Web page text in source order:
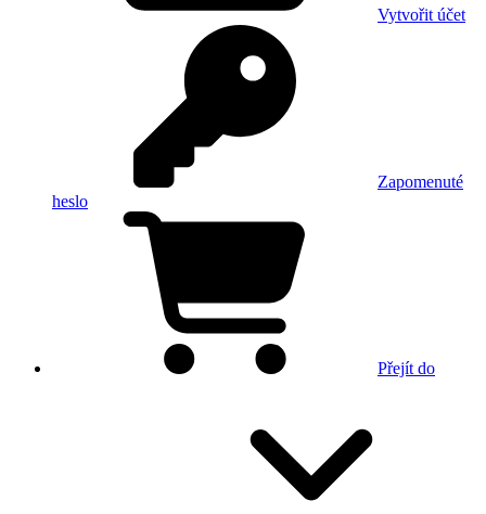
Vytvořit účet
Zapomenuté
heslo
Přejít do